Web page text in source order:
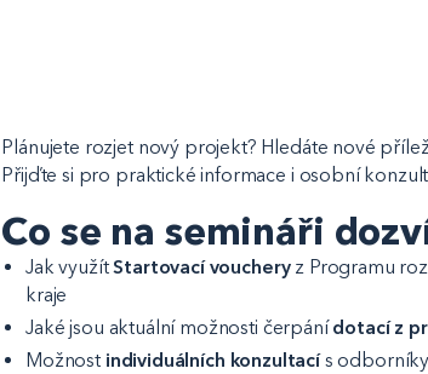
Plánujete rozjet nový projekt? Hledáte nové
Přijďte si pro praktické informace i osobní
Co se na semináři
Jak využítStartovací voucheryz Programu
kraje
Jaké jsou aktuální možnosti čerpánídotací z
Možnost individuálních konzultacís